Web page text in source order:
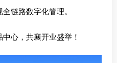
链路数字化管理。
心，共襄开业盛举！